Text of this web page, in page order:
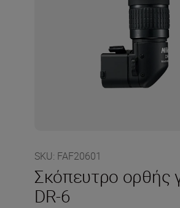
SKU: FAF20601
Σκόπευτρο ορθής
DR-6